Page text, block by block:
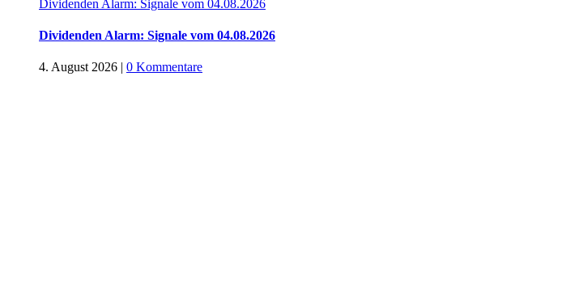
Dividenden Alarm: Signale vom 04.08.2026
Dividenden Alarm: Signale vom 04.08.2026
4. August 2026 | 0 Kommentare